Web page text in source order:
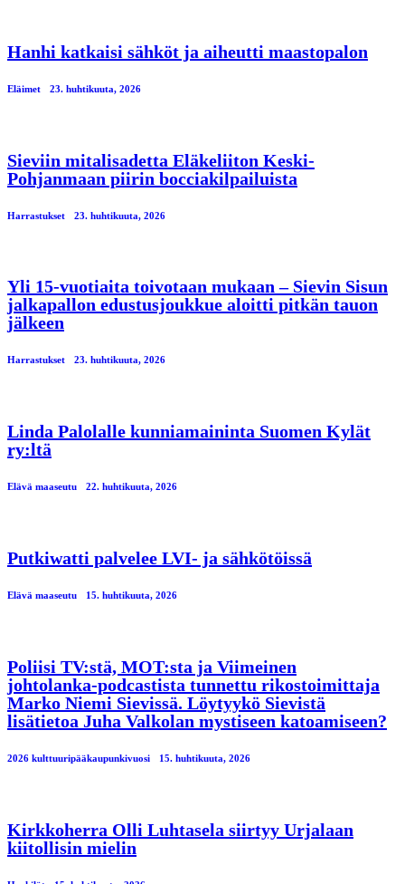
Hanhi katkaisi sähköt ja aiheutti maastopalon
Eläimet 23. huhtikuuta, 2026
Sieviin mitalisadetta Eläkeliiton Keski-
Pohjanmaan piirin bocciakilpailuista
Harrastukset 23. huhtikuuta, 2026
Yli 15-vuotiaita toivotaan mukaan – Sievin Sisun
jalkapallon edustusjoukkue aloitti pitkän tauon
jälkeen
Harrastukset 23. huhtikuuta, 2026
Linda Palolalle kunniamaininta Suomen Kylät
ry:ltä
Elävä maaseutu 22. huhtikuuta, 2026
Putkiwatti palvelee LVI- ja sähkötöissä
Elävä maaseutu 15. huhtikuuta, 2026
Poliisi TV:stä, MOT:sta ja Viimeinen
johtolanka-podcastista tunnettu rikostoimittaja
Marko Niemi Sievissä. Löytyykö Sievistä
lisätietoa Juha Valkolan mystiseen katoamiseen?
2026 kulttuuripääkaupunkivuosi 15. huhtikuuta, 2026
Kirkkoherra Olli Luhtasela siirtyy Urjalaan
kiitollisin mielin